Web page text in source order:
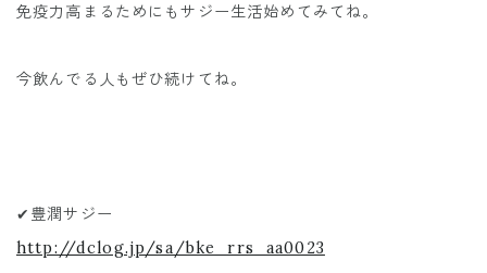
免疫力高まるためにもサジー生活始めてみてね。
今飲んでる人もぜひ続けてね。
✔︎豊潤サジー
http://dclog.jp/sa/bke_rrs_aa0023